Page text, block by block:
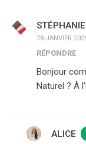
STÉPHANIE
28 JANVIER
RÉPONDRE
Bonjour
Naturel ? À
ALICE